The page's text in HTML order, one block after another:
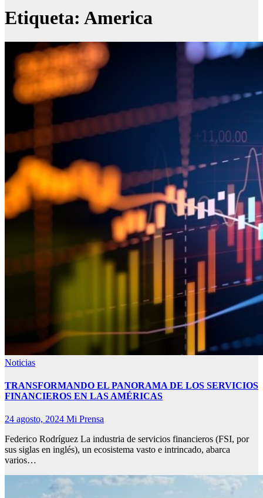
Etiqueta: America
Noticias
TRANSFORMANDO EL PANORAMA DE LOS SERVICIOS
FINANCIEROS EN LAS AMÉRICAS
24 agosto, 2024 Mi Prensa
Federico Rodríguez La industria de servicios financieros (FSI, por
sus siglas en inglés), un ecosistema vasto e intrincado, abarca
varios…